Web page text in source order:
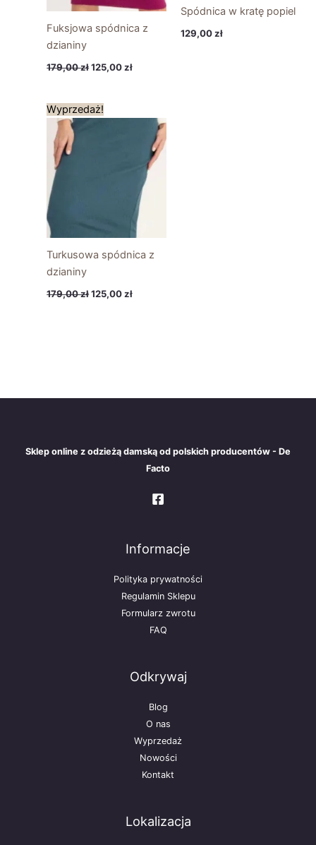
Fuksjowa spódnica z
dzianiny
179,00zł125,00zł
Spódnica w kratę popiel
129,00zł
Wyprzedaż!
Turkusowa spódnica z
dzianiny
179,00zł
Pierwotna
cena
125,00zł
cena
wynosi:
125,00 zł.
Sklep online z odzieżą damską od polskich producentów - De
Facto
Informacje
Polityka prywatności
Regulamin Sklepu
Formularz zwrotu
FAQ
Odkrywaj
Blog
O nas
Wyprzedaż
Nowości
Kontakt
Lokalizacja